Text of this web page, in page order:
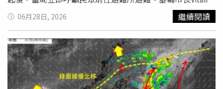
Klitschko在Telegram發文指出：「首都防空部隊正在執行
攔截作戰，請所有民眾留在避難所內。」當地陸續傳出激烈
爆炸聲，夜空中也可見多道閃光。基輔軍事管理局局長
Tymur Tkachenko表示，截至目前為止已有2人在這波夜間
攻擊中受傷，東南部達爾尼齊基區（Darnytskyi）多處建築
因飛彈攻擊引發火災，消防人員持續搶救中。這起攻擊發生
的前一天，俄烏雙方已在邊境互相發動大規模攻擊，俄羅斯
06月28日, 2026 繼續閱讀